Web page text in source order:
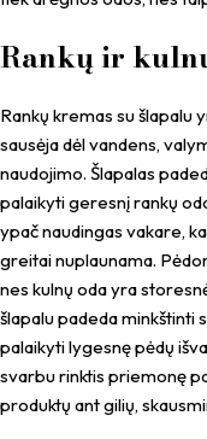
Rankų ir
Rankų kremas su šlapalu
sausėja dėl vandens,
naudojimo. Šlapalas
palaikyti geresnį rankų
ypač naudingas vakare,
greitai nuplaunama.
nes kulnų oda yra
šlapalu padeda minkštinti
palaikyti lygesnę pėdų
svarbu rinktis priemonę
produktų ant gilių,